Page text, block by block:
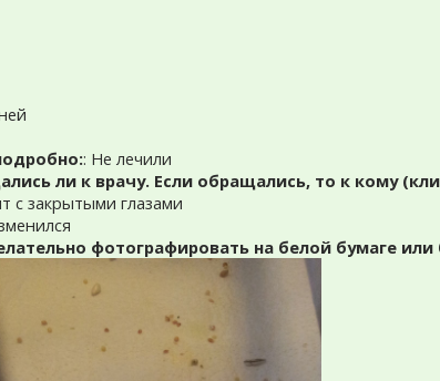
: Не лечили
ли к врачу. Если обращались, то к кому
с закрытыми глазами
фотографировать на белой бумаге